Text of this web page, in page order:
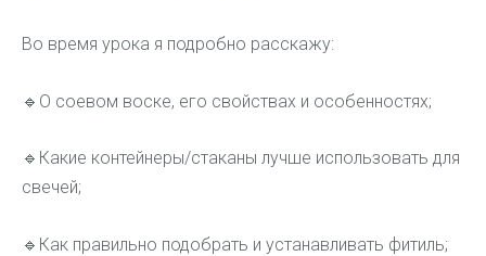
Во время урока я подробно расскажу:
🔹 О соевом воске, его свойствах и особенностях;
🔹 Какие контейнеры/стаканы лучше использовать для
свечей;
🔹 Как правильно подобрать и устанавливать фитиль;